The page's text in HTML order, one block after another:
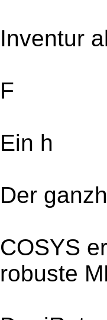
Inventur
F
Ein h
Der
COSYS
robuste